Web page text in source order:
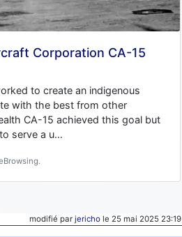
Corporation CA-15
to create an indigenous
with the best from other
CA-15 achieved this goal but
serve a u…
modifié par jericho le 25 mai 2025 23:19